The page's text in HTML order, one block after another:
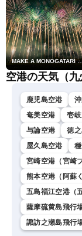
MAKE A
空港の天気（九
鹿児島空港
奄美空港
壱
与論空港
徳
屋久島空港
宮崎空港（宮崎
熊本空港（阿蘇
五島福江空港（
薩摩硫黄島飛行
諏訪之瀬島飛行